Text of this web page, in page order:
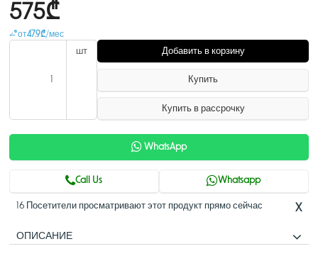
575₾
от47.9₾/мес
шт Добавить в корзину
Купить
Купить в рассрочку
WhatsApp
Call Us Whatsapp
X
16 Посетители просматривают этот продукт прямо сейчас
ОПИСАНИЕ